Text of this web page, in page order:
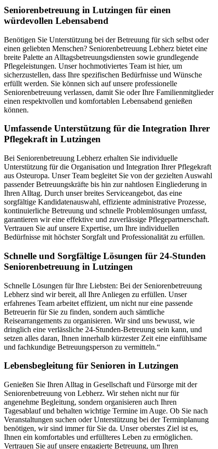
Senioren­betreuung in Lutzingen für einen
würdevollen Lebensabend
Benötigen Sie Unterstützung bei der Betreuung für sich selbst oder
einen geliebten Menschen? Seniorenbetreuung Lebherz bietet eine
breite Palette an Alltagsbetreuungsdiensten sowie grundlegende
Pflegeleistungen. Unser hochmotiviertes Team ist hier, um
sicherzustellen, dass Ihre spezifischen Bedürfnisse und Wünsche
erfüllt werden. Sie können sich auf unsere professionelle
Seniorenbetreuung verlassen, damit Sie oder Ihre Familienmitglieder
einen respektvollen und komfortablen Lebensabend genießen
können.
Umfassende Unterstützung für die Integration Ihrer
Pflegekraft in Lutzingen
Bei Seniorenbetreuung Lebherz erhalten Sie individuelle
Unterstützung für die Organisation und Integration Ihrer Pflegekraft
aus Osteuropa. Unser Team begleitet Sie von der gezielten Auswahl
passender Betreuungskräfte bis hin zur nahtlosen Eingliederung in
Ihren Alltag. Durch unser breites Serviceangebot, das eine
sorgfältige Kandidatenauswahl, effiziente administrative Prozesse,
kontinuierliche Betreuung und schnelle Problemlösungen umfasst,
garantieren wir eine effektive und zuverlässige Pflegepartnerschaft.
Vertrauen Sie auf unsere Expertise, um Ihre individuellen
Bedürfnisse mit höchster Sorgfalt und Professionalität zu erfüllen.
Schnelle und Sorgfältige Lösungen für 24-Stunden
Seniorenbetreuung in Lutzingen
Schnelle Lösungen für Ihre Liebsten: Bei der Seniorenbetreuung
Lebherz sind wir bereit, all Ihre Anliegen zu erfüllen. Unser
erfahrenes Team arbeitet effizient, um nicht nur eine passende
Betreuerin für Sie zu finden, sondern auch sämtliche
Reisearrangements zu organisieren. Wir sind uns bewusst, wie
dringlich eine verlässliche 24-Stunden-Betreuung sein kann, und
setzen alles daran, Ihnen innerhalb kürzester Zeit eine einfühlsame
und fachkundige Betreuungsperson zu vermitteln.“
Lebensbegleitung für Senioren in Lutzingen
Genießen Sie Ihren Alltag in Gesellschaft und Fürsorge mit der
Seniorenbetreuung von Lebherz. Wir stehen nicht nur für
angenehme Begleitung, sondern organisieren auch Ihren
Tagesablauf und behalten wichtige Termine im Auge. Ob Sie nach
Veranstaltungen suchen oder Unterstützung bei der Terminplanung
benötigen, wir sind immer für Sie da. Unser oberstes Ziel ist es,
Ihnen ein komfortables und erfüllteres Leben zu ermöglichen.
Vertrauen Sie auf unsere engagierte Betreuung, um Ihren